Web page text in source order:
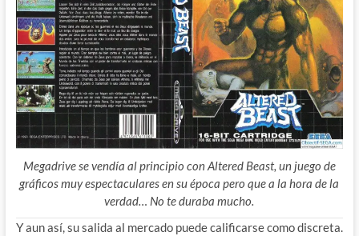
Megadrive se vendía al principio con Altered Beast, un juego de
gráficos muy espectaculares en su época pero que a la hora de la
verdad… No te duraba mucho.
Y aun así, su salida al mercado puede calificarse como discreta.